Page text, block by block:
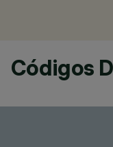
Códigos